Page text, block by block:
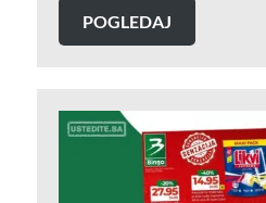
POGLEDAJ